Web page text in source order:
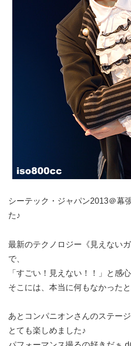
シーテック・ジャパン2013＠幕
た♪
最新のテクノロジー《見えない
で、
「すごい！見えない！！」と感
そこには、本当に何もなかった
あとコンパニオンさんのステー
とても楽しめました♪